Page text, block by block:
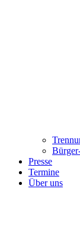
Presse
Termine
Über uns